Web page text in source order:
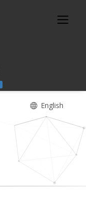
English